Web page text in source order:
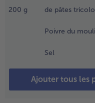
200 g de pâtes
Poivre du
Sel
Ajouter tous les
ajouter
tomates
bois, puis
dans un
à gratin.